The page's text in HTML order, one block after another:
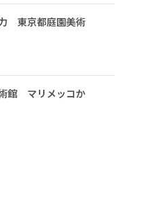
東京都庭園美術
館 マリメッコか